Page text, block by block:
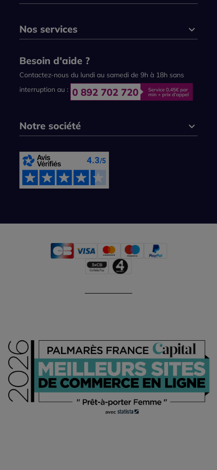
Nos services
Besoin d'aide ?
Contactez-nous du lundi au samedi de 9h à 18h sans
interruption au :
Notre société